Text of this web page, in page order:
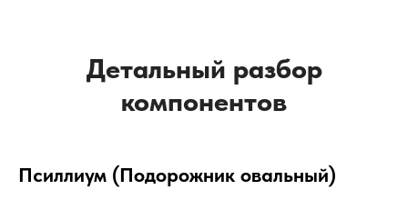
Детальный разбор
компонентов
Псиллиум (Подорожник овальный)